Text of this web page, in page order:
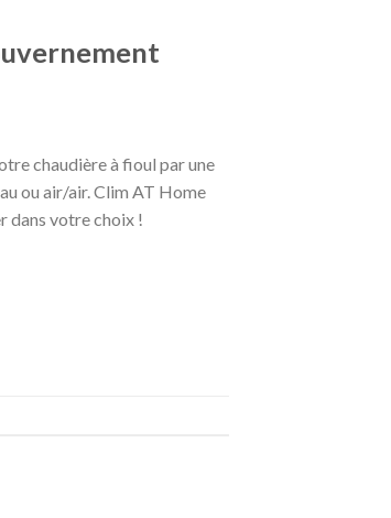
chaudière à fioul par une
ou air/air. Clim AT Home
dans votre choix !